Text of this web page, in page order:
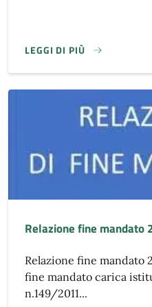
LEGGI DI PIÙ
Relazione fine
Relazione fine mandato
fine mandato carica
n.149/2011...